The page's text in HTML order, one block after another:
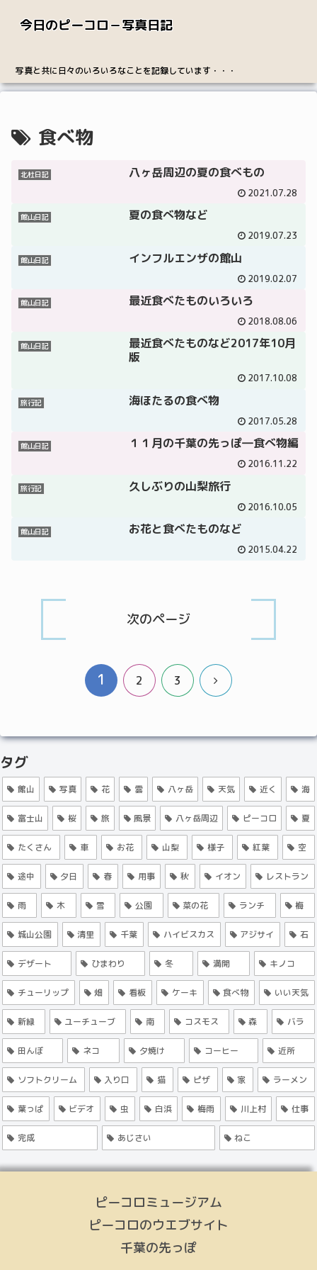
今日のピーコロ－写真日記
写真と共に日々のいろいろなことを記録しています・・・
食べ物
北杜日記 八ヶ岳周辺の夏の食べもの
2021.07.28
館山日記 夏の食べ物など
2019.07.23
館山日記 インフルエンザの館山
2019.02.07
館山日記 最近食べたものいろいろ
2018.08.06
館山日記
最近食べたものなど2017年10月
版
2017.10.08
旅行記 海ほたるの食べ物
2017.05.28
館山日記 １１月の千葉の先っぽ―食べ物編
2016.11.22
旅行記 久しぶりの山梨旅行
2016.10.05
館山日記 お花と食べたものなど
2015.04.22
次のページ
1 2 3
次
タグ
館山 写真 花 雲 八ヶ岳 天気 近く 海
富士山 桜 旅 風景 八ヶ岳周辺 ピーコロ 夏
たくさん 車 お花 山梨 様子 紅葉 空
途中 夕日 春 用事 秋 イオン レストラン
雨 木 雪 公園 菜の花 ランチ 梅
城山公園 清里 千葉 ハイビスカス アジサイ 石
デザート ひまわり 冬 満開 キノコ
チューリップ 畑 看板 ケーキ 食べ物 いい天気
新緑 ユーチューブ 南 コスモス 森 バラ
田んぼ ネコ 夕焼け コーヒー 近所
ソフトクリーム 入り口 猫 ピザ 家 ラーメン
葉っぱ ビデオ 虫 白浜 梅雨 川上村 仕事
完成 あじさい ねこ
ピーコロミュージアム
ピーコロのウエブサイト
千葉の先っぽ